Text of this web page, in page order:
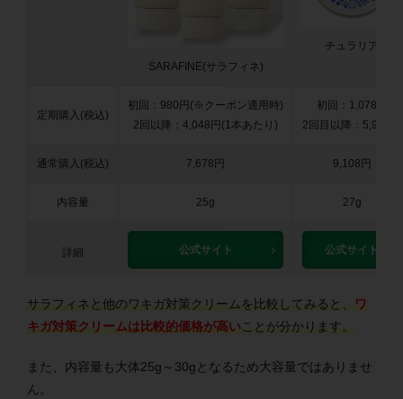
SARAFINE(サラフィネ)
チュラリア
定期購入(税込)
初回：980円(※クーポン適用時)
2回以降：4,048円(1本あたり)
初回：1,078円
2回目以降：5,918円
通常購入(税込) 7,678円 9,108円
内容量 25g 27g
詳細 公式サイト 公式サイト
サラフィネと他のワキガ対策クリームを比較してみると、
ワ
キガ対策クリームは比較的価格が高いことが分かります。
また、内容量も大体25g～30gとなるため大容量ではありませ
ん。